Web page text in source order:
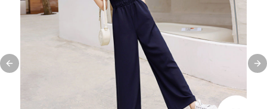
Previous slide